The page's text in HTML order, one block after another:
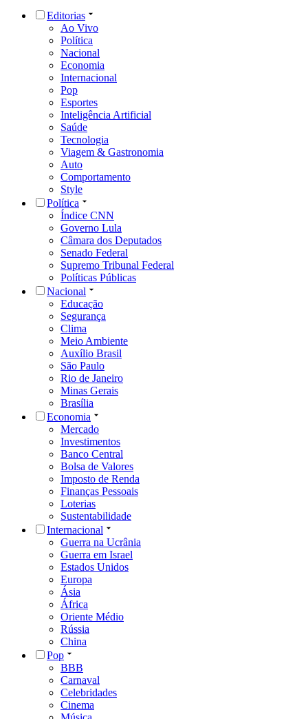
Editorias
Ao Vivo
Política
Nacional
Economia
Internacional
Pop
Esportes
Inteligência Artificial
Saúde
Tecnologia
Viagem & Gastronomia
Auto
Comportamento
Style
Política
Índice CNN
Governo Lula
Câmara dos Deputados
Senado Federal
Supremo Tribunal Federal
Políticas Públicas
Nacional
Educação
Segurança
Clima
Meio Ambiente
Auxílio Brasil
São Paulo
Rio de Janeiro
Minas Gerais
Brasília
Economia
Mercado
Investimentos
Banco Central
Bolsa de Valores
Imposto de Renda
Finanças Pessoais
Loterias
Sustentabilidade
Internacional
Guerra na Ucrânia
Guerra em Israel
Estados Unidos
Europa
Ásia
África
Oriente Médio
Rússia
China
Pop
BBB
Carnaval
Celebridades
Cinema